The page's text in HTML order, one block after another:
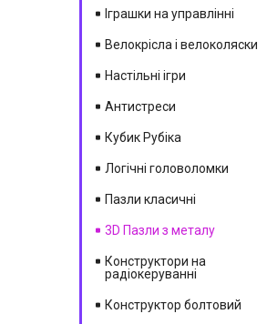
Іграшки на управлінні
Велокрісла і велоколяски
Настільні ігри
Антистреси
Кубик Рубіка
Логічні головоломки
Пазли класичні
3D Пазли з металу
Конструктори на
радіокеруванні
Конструктор болтовий